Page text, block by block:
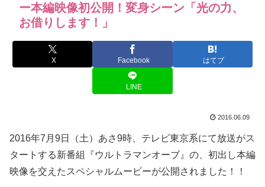
ー本編映像初公開！変身シーン「光の力、
お借りします！」
X Facebook はてブ
LINE
2016.06.09
2016年7月9日（土）あさ9時、テレビ東京系にて放送がス
タートする新番組『ウル­­トラマンオーブ』の、初出し本編
映像を交えたスペシャル­ムービーが公開されました！！